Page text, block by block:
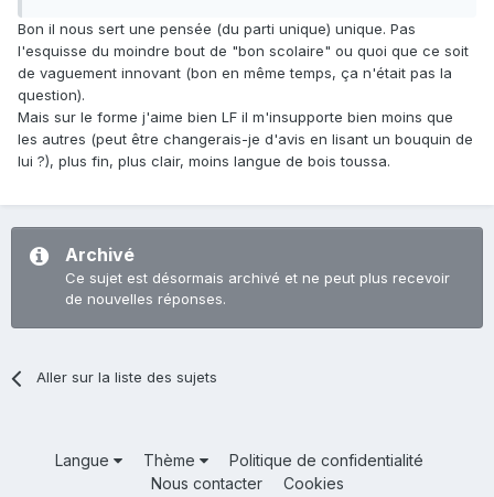
Bon il nous sert une pensée (du parti unique) unique. Pas
l'esquisse du moindre bout de "bon scolaire" ou quoi que ce soit
de vaguement innovant (bon en même temps, ça n'était pas la
question).
Mais sur le forme j'aime bien LF il m'insupporte bien moins que
les autres (peut être changerais-je d'avis en lisant un bouquin de
lui ?), plus fin, plus clair, moins langue de bois toussa.
Archivé
Ce sujet est désormais archivé et ne peut plus recevoir
de nouvelles réponses.
Aller sur la liste des sujets
Langue Thème
Politique de confidentialité
Nous contacter
Cookies